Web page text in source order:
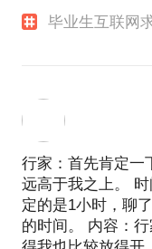
毕业生互联网
行家：首先肯定一
远高于我之上。
定的是1小时，聊
的时间。 内容：